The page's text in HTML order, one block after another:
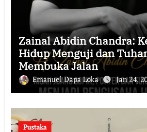
Zainal Abidin Chandra:
Hidup Menguji dan
Membuka Jalan
Emanuel Dapa Loka Jan 24,
Pustaka